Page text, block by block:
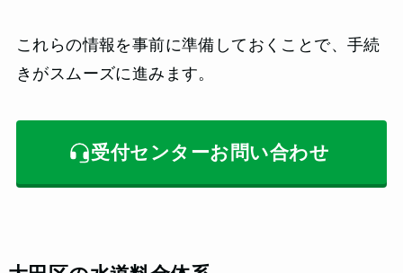
これらの情報を事前に準備しておくことで、手続
きがスムーズに進みます。
受付センターお問い合わせ